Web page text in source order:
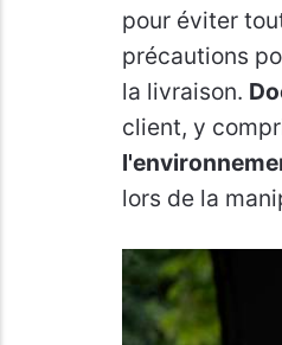
pour éviter
précautions
la livraison.
client, y
lors de la